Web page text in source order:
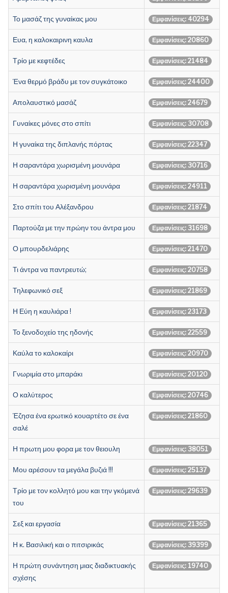
Το μασάζ της γυναίκας μου Εμφανίσεις: 40294
Ευα, η καλοκαιρινη καυλα Εμφανίσεις: 20860
Τρίο με κεφτέδες Εμφανίσεις: 21484
Ένα θερμό βράδυ με τον συγκάτοικο Εμφανίσεις: 24400
Απολαυστικό μασάζ Εμφανίσεις: 24679
Γυναίκες μόνες στο σπίτι Εμφανίσεις: 30708
Η γυναίκα της διπλανής πόρτας Εμφανίσεις: 22347
Η σαραντάρα χωρισμένη μουνάρα Εμφανίσεις: 30716
Η σαραντάρα χωρισμένη μουνάρα Εμφανίσεις: 24911
Στο σπίτι του Αλέξανδρου Εμφανίσεις: 21874
Παρτούζα με την πρώην του άντρα μου Εμφανίσεις: 31698
Ο μπουρδελιάρης Εμφανίσεις: 21470
Τι άντρα να παντρευτώ; Εμφανίσεις: 20758
Τηλεφωνικό σεξ Εμφανίσεις: 21869
Η Εύη η καυλιάρα ! Εμφανίσεις: 23173
Το ξενοδοχείο της ηδονής Εμφανίσεις: 22559
Καύλα το καλοκαίρι Εμφανίσεις: 20970
Γνωριμία στο μπαράκι Εμφανίσεις: 20120
Ο καλύτερος Εμφανίσεις: 20746
Έζησα ένα ερωτικό κουαρτέτο σε ένα
σαλέ
Εμφανίσεις: 21860
Η πρωτη μου φορα με τον θειουλη Εμφανίσεις: 38051
Μου αρέσουν τα μεγάλα βυζιά !!! Εμφανίσεις: 25137
Τρίο με τον κολλητό μου και την γκόμενά
του
Εμφανίσεις: 29639
Σεξ και εργασία Εμφανίσεις: 21365
Η κ. Βασιλική και ο πιτσιρικάς Εμφανίσεις: 39399
Η πρώτη συνάντηση μιας διαδικτυακής
σχέσης
Εμφανίσεις: 19740